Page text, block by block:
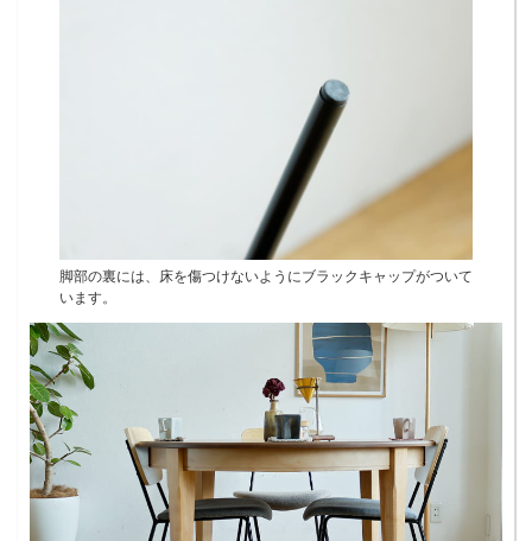
脚部の裏には、床を傷つけないようにブラックキャップがついて
います。